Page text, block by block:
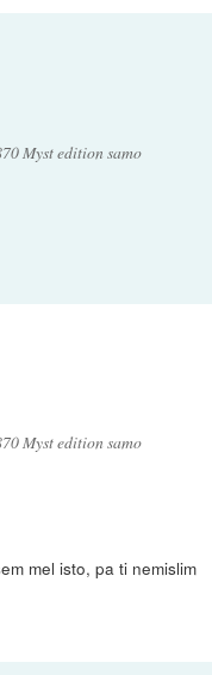
Myst edition samo
Myst edition samo
mel isto, pa ti nemislim